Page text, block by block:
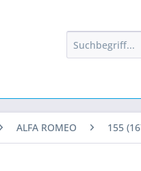
ALFA ROMEO 155